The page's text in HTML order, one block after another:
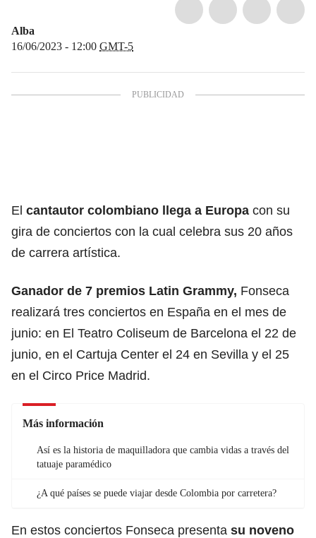
Alba
16/06/2023 - 12:00 GMT-5
El cantautor colombiano llega a Europa con su
gira de conciertos con la cual celebra sus 20 años
de carrera artística.
Ganador de 7 premios Latin Grammy, Fonseca
realizará tres conciertos en España en el mes de
junio: en El Teatro Coliseum de Barcelona el 22 de
junio, en el Cartuja Center el 24 en Sevilla y el 25
en el Circo Price Madrid.
Más información
Así es la historia de maquilladora que cambia vidas a través del
tatuaje paramédico
¿A qué países se puede viajar desde Colombia por carretera?
En estos conciertos Fonseca presenta su noveno